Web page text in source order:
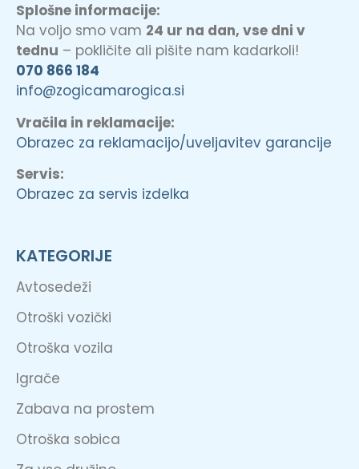
Splošne informacije:
Na voljo smo vam 24 ur na dan, vse dni v
tednu – pokličite ali pišite nam kadarkoli!
070 866 184
info@zogicamarogica.si
Vračila in reklamacije:
Obrazec za reklamacijo/uveljavitev garancije
Servis:
Obrazec za servis izdelka
KATEGORIJE
Avtosedeži
Otroški vozički
Otroška vozila
Igrače
Zabava na prostem
Otroška sobica